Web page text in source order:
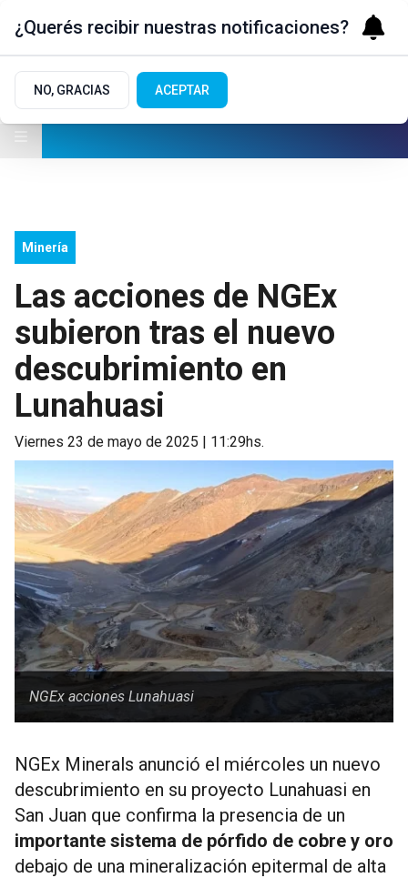
Minería
Las acciones de NGEx
subieron tras el nuevo
descubrimiento en
Lunahuasi
viernes 23 de mayo de 2025 | 11:29hs.
NGEx acciones Lunahuasi
NGEx Minerals anunció el miércoles un nuevo
descubrimiento en su proyecto Lunahuasi en
San Juan que confirma la presencia de un
importante sistema de pórfido de cobre y oro
debajo de una mineralización epitermal de alta
¿Querés recibir nuestras notificaciones?
NO, GRACIAS ACEPTAR